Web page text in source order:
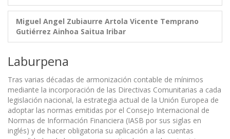
Miguel Angel Zubiaurre Artola Vicente Temprano
Gutiérrez Ainhoa Saitua Iribar
Laburpena
Tras varias décadas de armonización contable de mínimos
mediante la incorporación de las Directivas Comunitarias a cada
legislación nacional, la estrategia actual de la Unión Europea de
adoptar las normas emitidas por el Consejo Internacional de
Normas de Información Financiera (IASB por sus siglas en
inglés) y de hacer obligatoria su aplicación a las cuentas